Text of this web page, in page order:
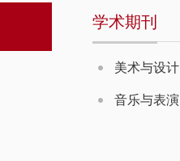
学术期刊
美术与设计
音乐与表演